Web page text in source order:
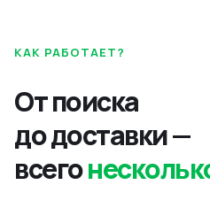
КАК РАБОТАЕТ?
От поиска
до доставки —
всего